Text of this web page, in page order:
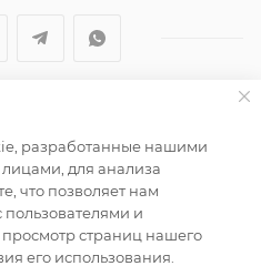
Текстиль групп"
носит справочный
публичной офертой
пункта 2 статьи 437
Российской Федерации.
опубликованных
разработанные нашими
для анализа
что позволяет нам
пользователями и
страниц нашего
его использования.